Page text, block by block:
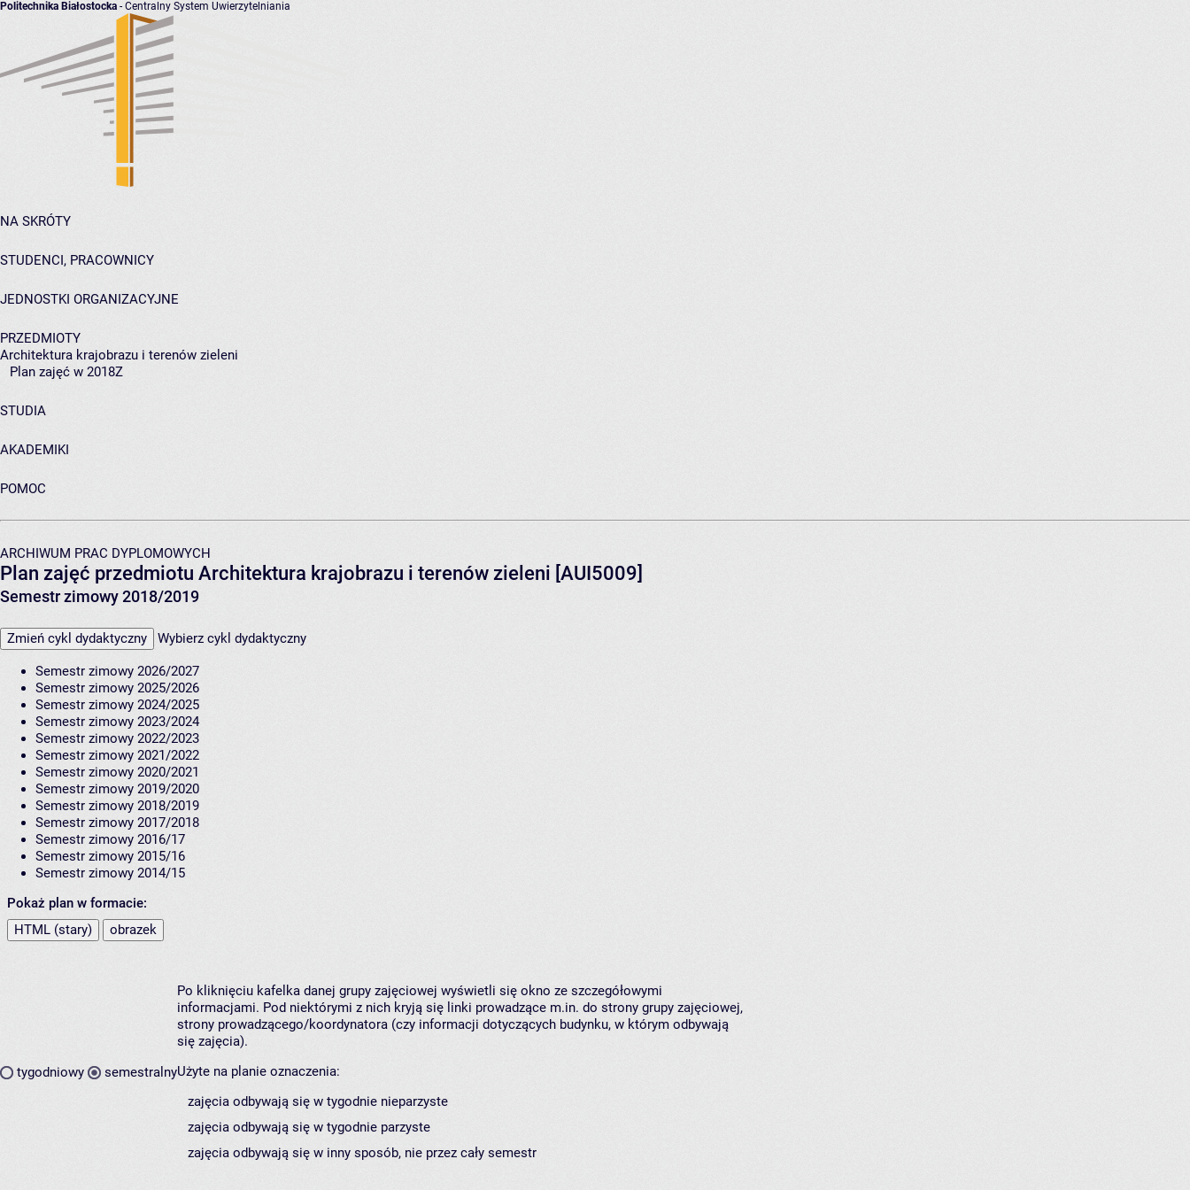
Politechnika Białostocka - Centralny System Uwierzytelniania
NA SKRÓTY
STUDENCI, PRACOWNICY
JEDNOSTKI ORGANIZACYJNE
PRZEDMIOTY
Architektura krajobrazu i terenów zieleni
Plan zajęć w 2018Z
STUDIA
AKADEMIKI
POMOC
ARCHIWUM PRAC DYPLOMOWYCH
Plan zajęć przedmiotu Architektura krajobrazu i terenów zieleni [AUI5009]
Semestr zimowy 2018/2019
Zmień cykl dydaktyczny Wybierz cykl dydaktyczny
Semestr zimowy 2026/2027
Semestr zimowy 2025/2026
Semestr zimowy 2024/2025
Semestr zimowy 2023/2024
Semestr zimowy 2022/2023
Semestr zimowy 2021/2022
Semestr zimowy 2020/2021
Semestr zimowy 2019/2020
Semestr zimowy 2018/2019
Semestr zimowy 2017/2018
Semestr zimowy 2016/17
Semestr zimowy 2015/16
Semestr zimowy 2014/15
Pokaż plan w formacie:
HTML (stary)
obrazek
tygodniowy semestralny
Po kliknięciu kafelka danej grupy zajęciowej wyświetli się okno ze szczegółowymi
informacjami. Pod niektórymi z nich kryją się linki prowadzące m.in. do strony grupy zajęciowej,
strony prowadzącego/koordynatora (czy informacji dotyczących budynku, w którym odbywają
się zajęcia).
Użyte na planie oznaczenia:
zajęcia odbywają się w tygodnie nieparzyste
zajęcia odbywają się w tygodnie parzyste
zajęcia odbywają się w inny sposób, nie przez cały semestr